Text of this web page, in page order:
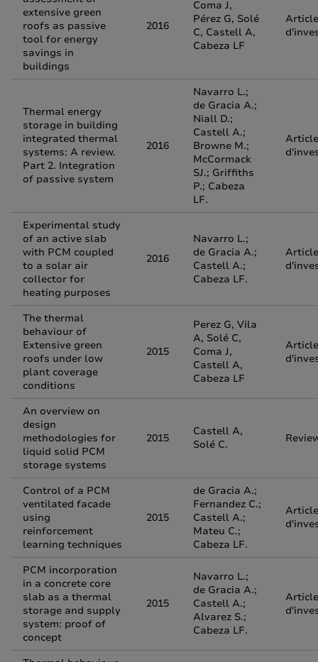
extensive green
roofs as passive
tool for energy
savings in
buildings
2016
Coma J,
Pérez G, Solé
C, Castell A,
Cabeza LF
Article
Thermal energy
storage in building
integrated thermal
systems: A review.
Part 2. Integration
of passive system
2016
Navarro L.;
de Gracia A.;
Niall D.;
Castell A.;
Browne M.;
McCormack
SJ.; Griffiths
P.; Cabeza
LF.
Article
Experimental study
of an active slab
with PCM coupled
to a solar air
collector for
heating purposes
2016
Navarro L.;
de Gracia A.;
Castell A.;
Cabeza LF.
Article
The thermal
behaviour of
Extensive green
roofs under low
plant coverage
conditions
2015
Perez G, Vila
A, Solé C,
Coma J,
Castell A,
Cabeza LF
Article
An overview on
design
methodologies for
liquid solid PCM
storage systems
2015
Castell A,
Solé C.
Control of a PCM
ventilated facade
using
reinforcement
learning techniques
2015
de Gracia A.;
Fernandez C.;
Castell A.;
Mateu C.;
Cabeza LF.
Article
PCM incorporation
in a concrete core
slab as a thermal
storage and supply
system: proof of
concept
2015
Navarro L.;
de Gracia A.;
Castell A.;
Alvarez S.;
Cabeza LF.
Article